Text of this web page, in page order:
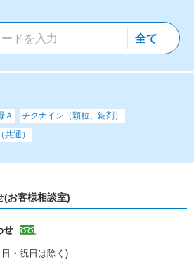
Ａ
チクナイン（顆粒、錠剤）
共通）
(お客様相談室)
せ
・祝日は除く)